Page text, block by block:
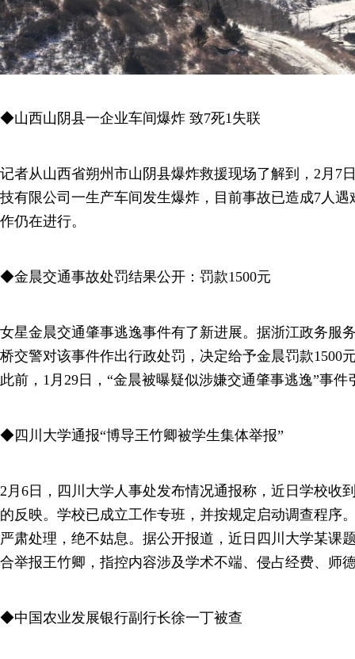
◆山西山阴县一企业车间爆炸 致7死1失联
记者从山西省朔州市山阴县爆炸救援现场了解到，2月7
技有限公司一生产车间发生爆炸，目前事故已造成7人
作仍在进行。
◆金晨交通事故处罚结果公开：罚款1500元
女星金晨交通肇事逃逸事件有了新进展。据浙江政务服
桥交警对该事件作出行政处罚，决定给予金晨罚款1500
此前，1月29日，“金晨被曝疑似涉嫌交通肇事逃逸”事件
◆四川大学通报“博导王竹卿被学生集体举报”
2月6日，四川大学人事处发布情况通报称，近日学校收
的反映。学校已成立工作专班，并按规定启动调查程序
严肃处理，绝不姑息。据公开报道，近日四川大学某课
合举报王竹卿，指控内容涉及学术不端、侵占经费、师
◆中国农业发展银行副行长徐一丁被查